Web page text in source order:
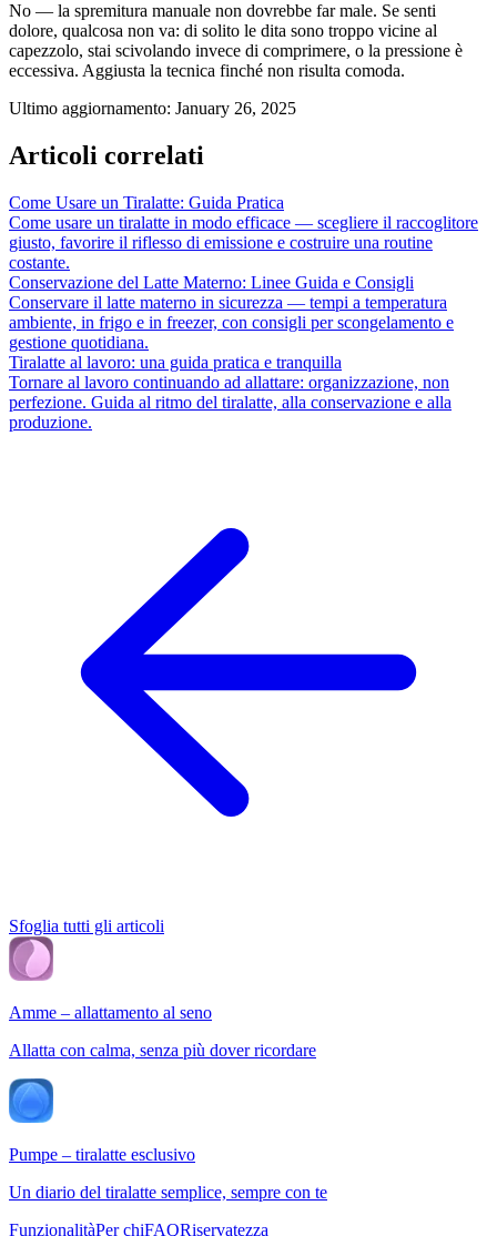
No — la spremitura manuale non dovrebbe far male. Se senti
dolore, qualcosa non va: di solito le dita sono troppo vicine al
capezzolo, stai scivolando invece di comprimere, o la pressione è
eccessiva. Aggiusta la tecnica finché non risulta comoda.
Ultimo aggiornamento: January 26, 2025
Articoli correlati
Come Usare un Tiralatte: Guida Pratica
Come usare un tiralatte in modo efficace — scegliere il raccoglitore
giusto, favorire il riflesso di emissione e costruire una routine
costante.
Conservazione del Latte Materno: Linee Guida e Consigli
Conservare il latte materno in sicurezza — tempi a temperatura
ambiente, in frigo e in freezer, con consigli per scongelamento e
gestione quotidiana.
Tiralatte al lavoro: una guida pratica e tranquilla
Tornare al lavoro continuando ad allattare: organizzazione, non
perfezione. Guida al ritmo del tiralatte, alla conservazione e alla
produzione.
Sfoglia tutti gli articoli
Amme – allattamento al seno
Allatta con calma, senza più dover ricordare
Pumpe – tiralatte esclusivo
Un diario del tiralatte semplice, sempre con te
FunzionalitàPer chiFAQRiservatezza